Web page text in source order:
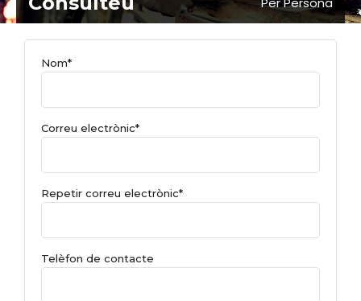
Nom*
Correu electrònic*
Repetir correu electrònic*
Telèfon de contacte